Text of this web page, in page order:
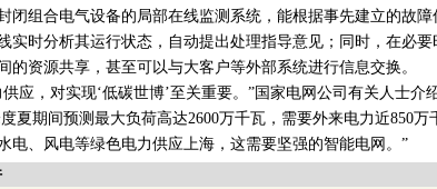
闭组合电气设备的局部在线监测系统，能根据事先建立的故
实时分析其运行状态，自动提出处理指导意见；同时，在必
的资源共享，甚至可以与大客户等外部系统进行信息交换。
，对实现‘低碳世博’至关重要。”国家电网公司有关人士介
夏期间预测最大负荷高达2600万千瓦，需要外来电力近850万
电、风电等绿色电力供应上海，这需要坚强的智能电网。”